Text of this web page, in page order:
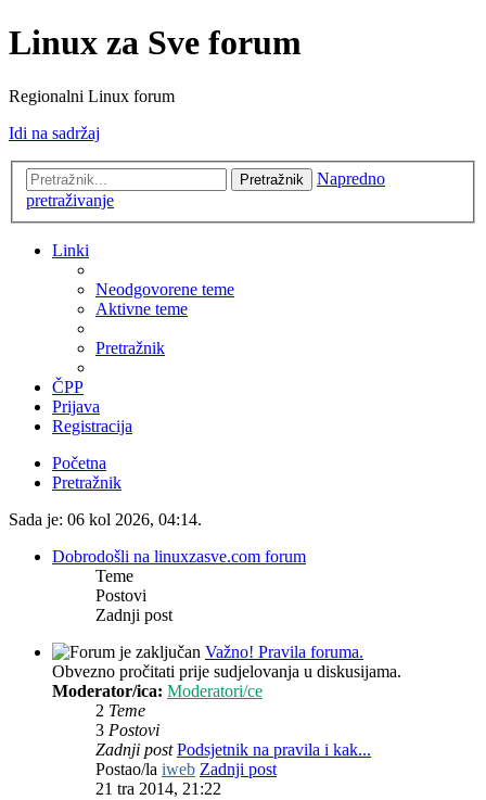
Linux za Sve forum
Regionalni Linux forum
Idi na sadržaj
Pretražnik
Napredno
pretraživanje
Linki
Neodgovorene teme
Aktivne teme
Pretražnik
ČPP
Prijava
Registracija
Početna
Pretražnik
Sada je: 06 kol 2026, 04:14.
Dobrodošli na linuxzasve.com forum
Teme
Postovi
Zadnji post
Važno! Pravila foruma.
Obvezno pročitati prije sudjelovanja u diskusijama.
Moderator/ica: Moderatori/ce
2 Teme
3 Postovi
Zadnji post Podsjetnik na pravila i kak...
Postao/la iweb Zadnji post
21 tra 2014, 21:22